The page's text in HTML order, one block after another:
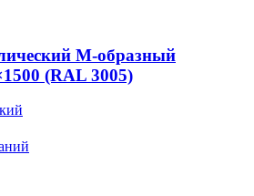
М-образный
(RAL 3005)